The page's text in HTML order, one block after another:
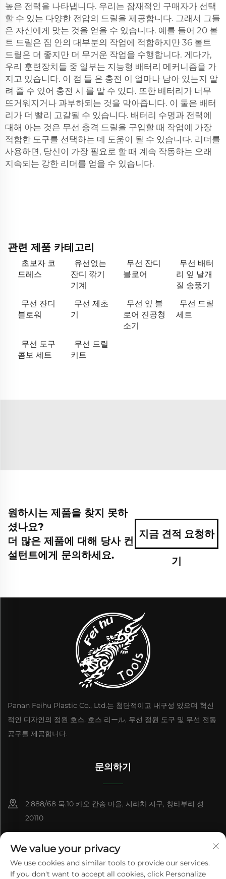
높은 전력을 나타냅니다. 우리는 잠재적인 구매자가 선택
할 수 있는 다양한 전압의 드릴을 제공합니다. 그래서 그들
은 자신에게 맞는 것을 얻을 수 있습니다. 예를 들어 20 볼
트 드릴은 집 안의 대부분의 작업에 적합하지만 36 볼트
드릴은 더 좋지만 더 무거운 작업을 수행합니다. 게다가,
우리 훈련장치들 중 일부는 지능형 배터리 메커니즘을 가
지고 있습니다. 이 점 들 은 충전 이 얼마나 남아 있는지 알
려 줄 수 있어 충전 시 를 알 수 있다. 또한 배터리가 너무
뜨거워지거나 과부하되는 것을 막아줍니다. 이 둘은 배터
리가 더 빨리 고갈될 수 있습니다. 배터리 수명과 전력에
대해 아는 것은 무선 충격 드릴을 구입할 때 작업에 가장
적합한 도구를 선택하는 데 도움이 될 수 있습니다. 리더를
사용하면, 당신이 가장 필요로 할 때 계속 작동하는 오래
지속되는 강한 리더를 얻을 수 있습니다.
관련 제품 카테고리
초보자 코
드레스
유선없는
잔디 깎기
기계
무선 잔디
블로어
무선 배터
리 잎 날개
질 송풍기
무선 잔디
블로워
무선 제초
기
무선 잎 블
로어 진공청
소기
무선 드릴
세트
무선 도구
콤보 세트
무선 드릴
키트
원하시는 제품을 찾지 못하
셨나요?
더 많은 제품에 대해 당사 컨
설턴트에게 문의하세요.
지금 견적 요청하
기
Panan Feihu Plastic Co., Ltd.는 첨단적이고 내구성 있으며 혁신
적인 디자인의 정원 호스, 호스 리ール, 무선 정원 도구 및 무선 전동
공구를 제공합니다.
문의하기
2.888/68 묵.10 카오 칸송 마을, 시라차 지구, 창타부리 성
20110
[email protected]
We value your privacy
We use cookies and similar tools to provide our services.
If you don't want to accept all cookies, click Personalize